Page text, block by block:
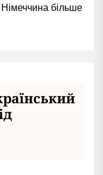
більше